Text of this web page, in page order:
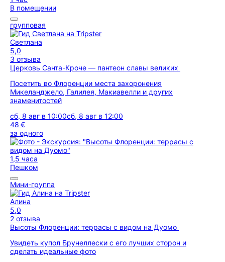
В помещении
групповая
Светлана
5,0
3 отзыва
Церковь Санта-Кроче — пантеон славы великих
Посетить во Флоренции места захоронения
Микеланджело, Галилея, Макиавелли и других
знаменитостей
сб, 8 авг в 10:00сб, 8 авг в 12:00
48 €
за одного
1,5 часа
Пешком
Мини-группа
Алина
5,0
2 отзыва
Высоты Флоренции: террасы с видом на Дуомо
Увидеть купол Брунеллески с его лучших сторон и
сделать идеальные фото